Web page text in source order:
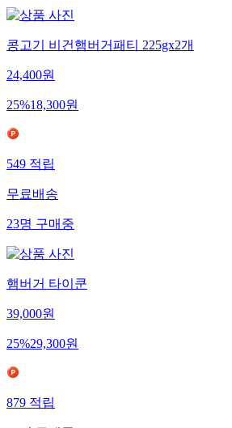
콩고기 비건햄버거패티 225gx2개
24,400원
25%18,300원
549적립
무료배송
23명구매중
햄버거 타이쿤
39,000원
25%29,300원
879적립